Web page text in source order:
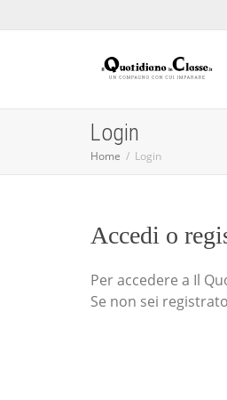
Login
Home Login
Accedi o
Per accedere a Il
Se non sei registrato